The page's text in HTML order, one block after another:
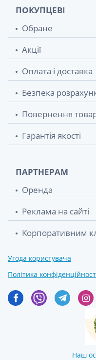
ПОКУПЦЕВІ
Обране
Акції
Оплата і доставка
Безпека
Повернення
Гарантія якості
ПАРТНЕРАМ
Оренда
Реклама на сайті
Корпоративним
Угода користувача
Політика
Наш